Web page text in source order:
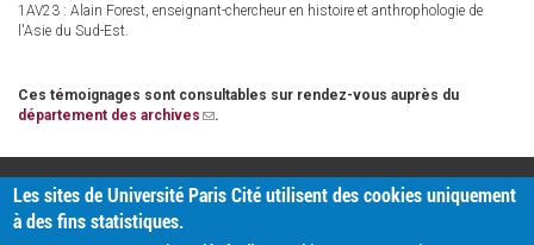
1AV23 : Alain Forest, enseignant-chercheur en histoire et anthrophologie de
l'Asie du Sud-Est.
Ces témoignages sont consultables sur rendez-vous auprès du
département des archives (link
e-
mail)
.
PRATIQUE
Plan d'accès
Intranet
Les sites de Université Paris Cité utilisent des cookies uniquement
à des fins statistiques.